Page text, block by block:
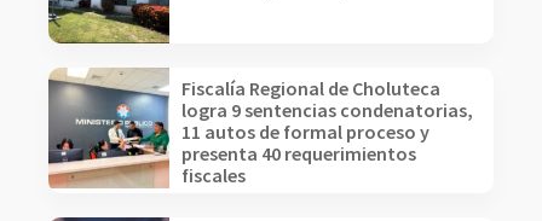
Fiscalía Regional de Choluteca
logra 9 sentencias condenatorias,
11 autos de formal proceso y
presenta 40 requerimientos
fiscales